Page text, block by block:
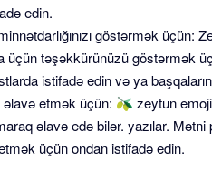
edin.
göstərmək üçün:
üçün təşəkkürünüzü göstərmək
istifadə edin və ya
əlavə etmək üçün: 🫒 zeytun
əlavə edə bilər. yazılar.
üçün ondan istifadə edin.